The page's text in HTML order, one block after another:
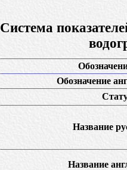
Система
Обозначение
Название
Название